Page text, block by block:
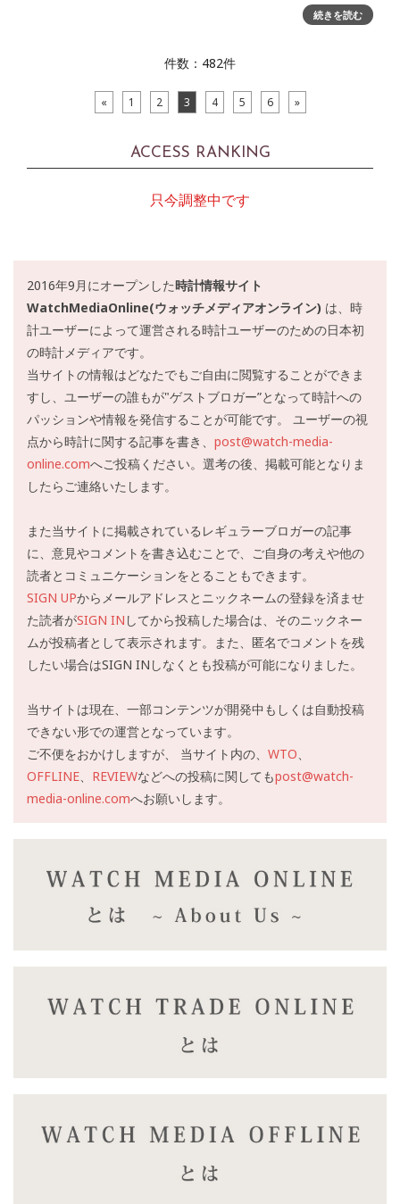
ットグラデーションを重ね合わせた文字板で、蛍の光が様々
続きを読む
件数：482件
« 1 2 3 4 5 6 »
ACCESS RANKING
只今調整中です
2016年9月にオープンした時計情報サイト
WatchMediaOnline(ウォッチメディアオンライン) は、時
計ユーザーによって運営される時計ユーザーのための日本初
の時計メディアです。
当サイトの情報はどなたでもご自由に閲覧することができま
すし、ユーザーの誰もが"ゲストブロガー”となって時計への
パッションや情報を発信することが可能です。 ユーザーの視
点から時計に関する記事を書き、 post@watch-media-
online.comへご投稿ください。選考の後、掲載可能となりま
したらご連絡いたします。
また当サイトに掲載されているレギュラーブロガーの記事
に、意見やコメントを書き込むことで、ご自身の考えや他の
読者とコミュニケーションをとることもできます。
SIGN UPからメールアドレスとニックネームの登録を済ませ
た読者がSIGN IN してから投稿した場合は、そのニックネー
ムが投稿者として表示されます。また、匿名でコメントを残
したい場合はSIGN INしなくとも投稿が可能になりました。
当サイトは現在、一部コンテンツが開発中もしくは自動投稿
できない形での運営となっています。
ご不便をおかけしますが、 当サイト内の、 WTO
OFFLINE
REVIEWなどへの投稿に関してもpost@watch-
media-online.comへお願いします。